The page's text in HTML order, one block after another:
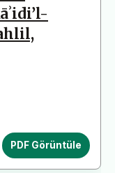
PDF Görüntüle